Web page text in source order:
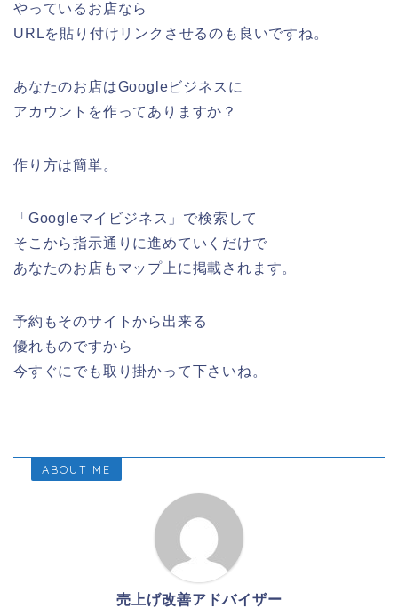
やっているお店なら
URLを貼り付けリンクさせるのも良いですね。
あなたのお店はGoogleビジネスに
アカウントを作ってありますか？
作り方は簡単。
「Googleマイビジネス」で検索して
そこから指示通りに進めていくだけで
あなたのお店もマップ上に掲載されます。
予約もそのサイトから出来る
優れものですから
今すぐにでも取り掛かって下さいね。
ABOUT ME
売上げ改善アドバイザー